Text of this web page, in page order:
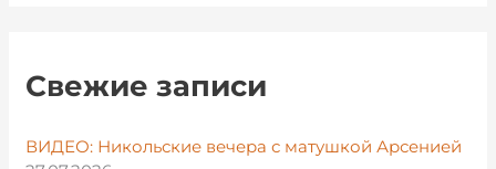
Свежие записи
ВИДЕО: Никольские вечера с матушкой Арсенией